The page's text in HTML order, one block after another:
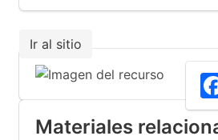
Ir al sitio
Materiales